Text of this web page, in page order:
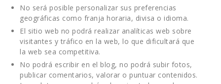
No será posible personalizar sus preferencias
geográficas como franja horaria, divisa o idioma.
El sitio web no podrá realizar analíticas web sobre
visitantes y tráfico en la web, lo que dificultará que
la web sea competitiva.
No podrá escribir en el blog, no podrá subir fotos,
publicar comentarios, valorar o puntuar contenidos.